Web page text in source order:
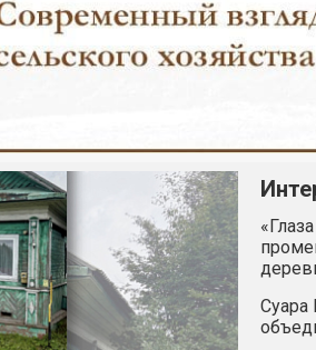
Суара